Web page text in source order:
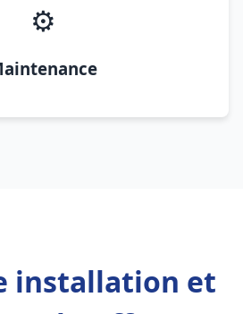
⚙️
installation et